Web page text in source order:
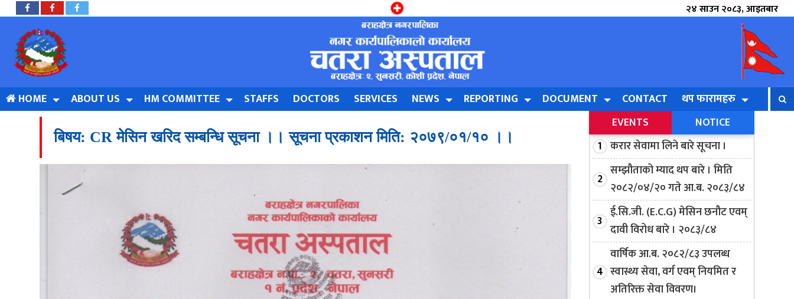
२४ साउन २०८३, आइतबार
HOME ABOUT US HM COMMITTEE STAFFS DOCTORS SERVICES NEWS REPORTING DOCUMENT CONTACT थप फारामहरु
बिषय: CR मेसिन खरिद सम्बन्धि सूचना ।। सूचना प्रकाशन मिति: २०७९/०१/१० ।।
EVENTS
NOTICE
करार सेवामा लिने बारे सूचना ।
सम्झौताको म्याद थप बारे । मिति
२०८२/०४/२० गते आ.ब. २०८३/८४
ई.सि.जी. (E.C.G) मेसिन छनौट एवम्
दावी विरोध बारे । २०८३/८४
वार्षिक आ.ब. २०८२/८३ उपलब्ध
स्वास्थ्य सेवा, वर्ग एवम् नियमित र
अतिरिक्त सेवा विवरण।